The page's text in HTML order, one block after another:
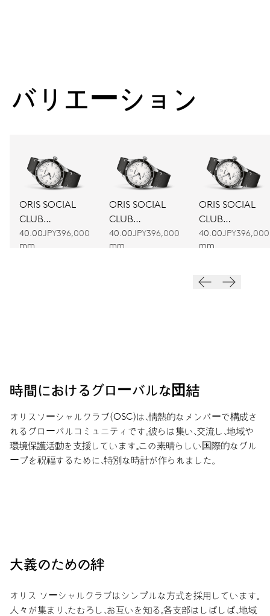
バリエーション
ORIS SOCIAL
CLUB
AMSTERDAM
40.00
mm
JPY396,000
ORIS SOCIAL
CLUB
BARCELONA
40.00
mm
JPY396,000
ORIS SOCIAL
CLUB
BANGKOK
40.00
mm
JPY396,000
時間におけるグローバルな団結
オリスソーシャルクラブ（OSC）は、情熱的なメンバーで構成さ
れるグローバルコミュニティです。彼らは集い、交流し、地域や
環境保護活動を支援しています。この素晴らしい国際的なグル
ープを祝福するために、特別な時計が作られました。
大義のための絆
オリス ソーシャルクラブはシンプルな方式を採用しています。
人々が集まり、たむろし、お互いを知る。各支部はしばしば、地域